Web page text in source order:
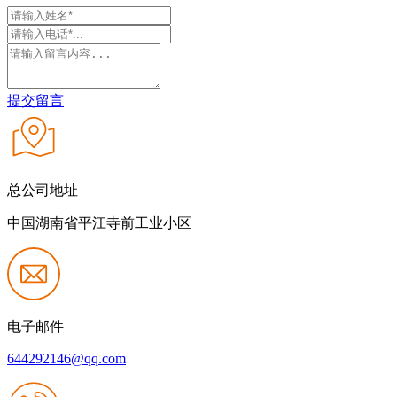
提交留言
总公司地址
中国湖南省平江寺前工业小区
电子邮件
644292146@qq.com